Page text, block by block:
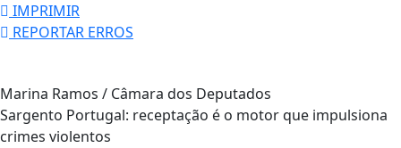
IMPRIMIR
REPORTAR ERROS
Marina Ramos / Câmara dos Deputados
Sargento Portugal: receptação é o motor que impulsiona
crimes violentos